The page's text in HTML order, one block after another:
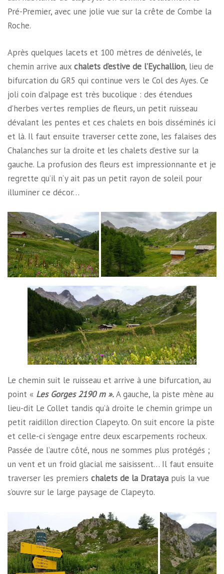
Pré-Premier, avec une jolie vue sur la crête de Combe la
Roche.
Après quelques lacets et 100 mètres de dénivelés, le
chemin arrive aux chalets d’estive de l’Eychallion, lieu de
bifurcation du GR5 qui continue vers le Col des Ayes. Ce
joli coin d’alpage est très bucolique : des étendues
d’herbes vertes remplies de fleurs, un petit ruisseau
dévalant les pentes et ces chalets en bois disséminés ici
et là. Il faut ensuite traverser cette zone, les falaises des
Chalanches sur la droite et les chalets d’estive sur la
gauche. La profusion des fleurs est impressionnante et je
regrette qu’il n’y ait pas un petit rayon de soleil pour
illuminer ce décor…
Le chemin suit le ruisseau et arrive à une bifurcation, au
point « Les Gorges 2190 m ».A gauche, la piste mène au
lieu-dit Le Collet tandis qu’à droite le chemin grimpe un
petit raidillon direction Clapeyto. On suit encore la piste
et celle-ci s’engage entre deux escarpements rocheux.
Passée de l’autre côté, nous ne sommes plus protégés ;
un vent et un froid glacial me saisissent… Il faut ensuite
traverser les premiers chalets de la Drataya puis la vue
s’ouvre sur le large paysage de Clapeyto.